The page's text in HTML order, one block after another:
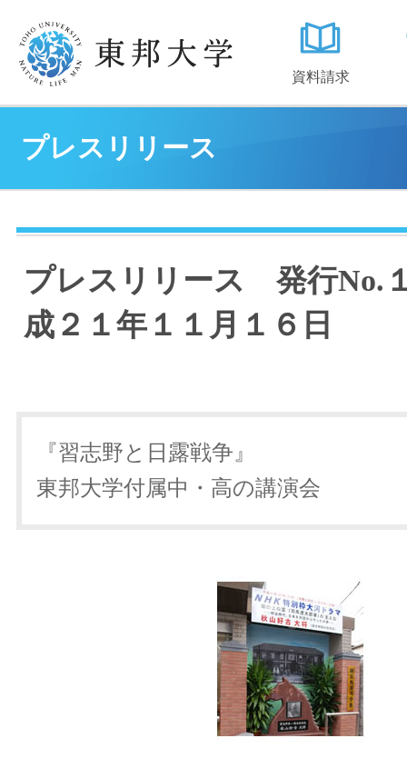
資料請求
プレスリリース
プレスリリース 発行No.
成２１年１１月１６日
『習志野と日露戦争』
東邦大学付属中・高の講演会